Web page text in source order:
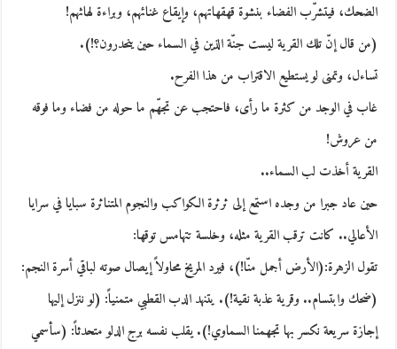
الضحك، فيتشرّب الفضاء بنشوة قهقهاتهم، وإيقاع غنائهم، وبراءة لهاثهم!
(من قال إنّ تلك القرية ليست جنّة الذين في السماء حين ينحدرون؟!).
تساءل، وتمنى لو يستطيع الاقتراب من هذا الفرح.
غاب في الوجد من كثرة ما رأى، فاحتجب عن تجهّم ما حوله من فضاء وما فوقه
من عروش!
القرية أخذت لب السماء..
حين عاد جبرا من وجده استمع إلى ثرثرة الكواكب والنجوم المتناثرة سبايا في سرايا
الأعالي.. كانت ترقب القرية مثله، وخلسة تتهامس توقها:
تقول الزهرة:(الأرض أجمل منّا!)، فيرد المريخ محاولاً إيصال صوته لباقي أسرة النجم:
(ضحك وابتسام.. وقرية عذبة نقية!). يتنهد الدب القطبي متمنياً: (لو ننزل إليها
إجازة سريعة نكسر بها تجهمنا السماوي!). يقلب نفسه برج الدلو متحدثاً: (سأسمي